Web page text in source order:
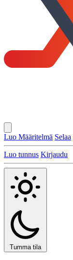
Luo Määritelmä Selaa
Luo tunnus Kirjaudu
Tumma tila